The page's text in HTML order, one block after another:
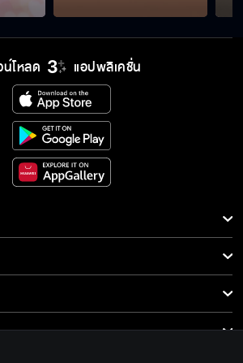
ถึงเวลาของ 4 ลิงแห่งจุฑาเทพแล้ว
ขอบคุณสำหรับความหวังดีที่มีให้ฟ้า
ใกล้แล้วฟ้า ใกล้จะได้หอนแล้ว
โหลด แอปพลิเคชั่น